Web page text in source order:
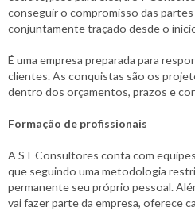
conseguir o compromisso das
conjuntamente traçado desde o
É uma empresa preparada para
clientes. As conquistas são os
dentro dos orçamentos, prazos e
Formação de profissionais
A ST Consultores conta com
que seguindo uma metodologia
permanente seu próprio pessoal.
vai fazer parte da empresa, oferece